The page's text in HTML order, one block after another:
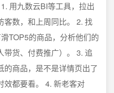
用九数云BI等工具，拉出
客数，和上周同比。 2. 找
TOP5的商品，分析他们的
货、付费推广）。 3. 追
的商品，是不是详情页出了
效都要看。 4. 新老客对